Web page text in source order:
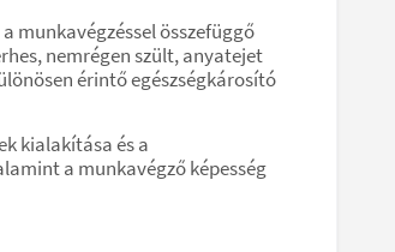
munkavégzéssel összefüggő
nemrégen szült, anyatejet
érintő egészségkárosító
kialakítása és a
a munkavégző képesség